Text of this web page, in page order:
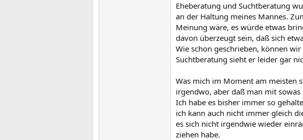
Eheberatung und Suchtberatung
an der Haltung meines Mannes.
Meinung wäre, es würde etwas
davon überzeugt sein, daß sich
Wie schon geschrieben, können
Suchtberatung sieht er leider gar
Was mich im Moment am meisten
irgendwo, aber daß man mit sowas
Ich habe es bisher immer so
ich kann auch nicht immer gleich
es sich nicht irgendwie wieder
ziehen habe.